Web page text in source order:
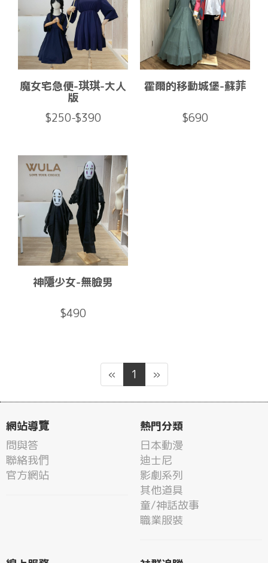
魔女宅急便-琪琪-大人
版
$250-$390
霍爾的移動城堡-蘇菲
$690
神隱少女-無臉男
$490
« 1 »
網站導覽
問與答
聯絡我們
官方網站
熱門分類
日本動漫
迪士尼
影劇系列
其他道具
童/神話故事
職業服裝